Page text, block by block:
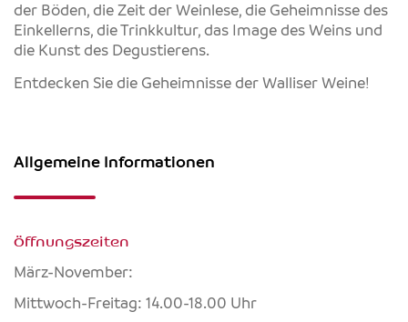
der Böden, die Zeit der Weinlese, die Geheimnisse des
Einkellerns, die Trinkkultur, das Image des Weins und
die Kunst des Degustierens.
Entdecken Sie die Geheimnisse der Walliser Weine!
Allgemeine Informationen
Öffnungszeiten
März-November:
Mittwoch-Freitag: 14.00-18.00 Uhr